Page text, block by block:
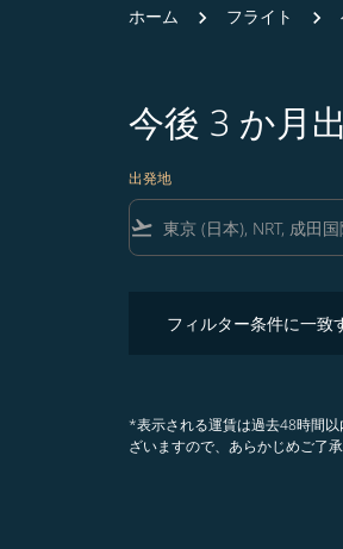
ホーム フライト
今後 3 か月
出発地
flight_takeoff
フィルター条件に一致
*表示される運賃は過去48時間
ざいますので、あらかじめご了承